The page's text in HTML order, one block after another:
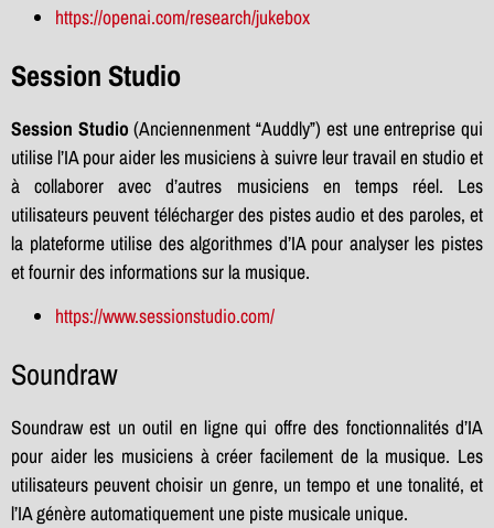
https://openai.com/research/jukebox
Session Studio
Session Studio (Anciennenment “Auddly”) est une entreprise qui
utilise l’IA pour aider les musiciens à suivre leur travail en studio et
à collaborer avec d’autres musiciens en temps réel. Les
utilisateurs peuvent télécharger des pistes audio et des paroles, et
la plateforme utilise des algorithmes d’IA pour analyser les pistes
et fournir des informations sur la musique.
https://www.sessionstudio.com/
Soundraw
Soundraw est un outil en ligne qui offre des fonctionnalités d’IA
pour aider les musiciens à créer facilement de la musique. Les
utilisateurs peuvent choisir un genre, un tempo et une tonalité, et
l’IA génère automatiquement une piste musicale unique.